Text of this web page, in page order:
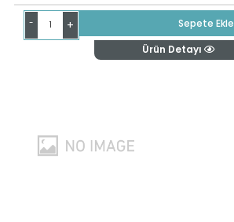
- +
Sepete Ekle
Ürün Detayı